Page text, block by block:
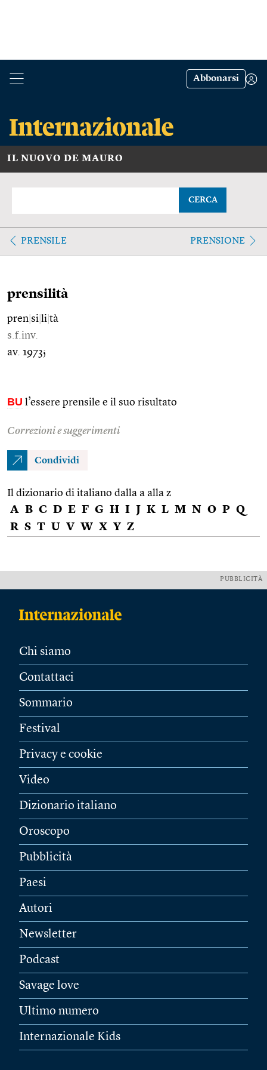
Abbonarsi
IL NUOVO DE MAURO
CERCA
PRENSILE PRENSIONE
prensilità
pren si li tà
s.f.inv.
av. 1973;
BU l’essere prensile e il suo risultato
Correzioni e suggerimenti
Condividi
Il dizionario di italiano dalla a alla z
A B C D E F G H I J K L M N O P Q
R S T U V W X Y Z
PUBBLICITÀ
Chi siamo
Contattaci
Sommario
Festival
Privacy e cookie
Video
Dizionario italiano
Oroscopo
Pubblicità
Paesi
Autori
Newsletter
Podcast
Savage love
Ultimo numero
Internazionale Kids